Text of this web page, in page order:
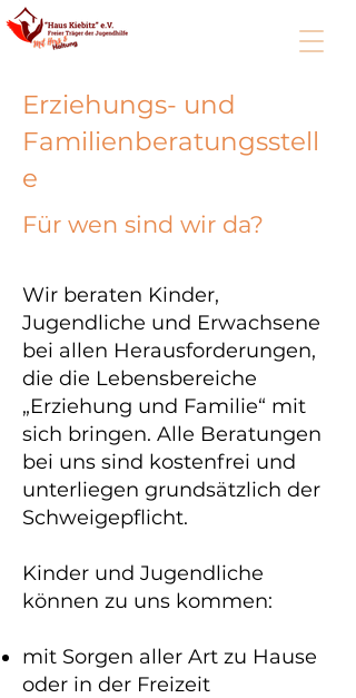
Erziehungs- und
Familienberatungsstell
e
Für wen sind wir da?
Wir beraten Kinder,
Jugendliche und Erwachsene
bei allen Herausforderungen,
die die Lebensbereiche
„Erziehung und Familie“ mit
sich bringen. Alle Beratungen
bei uns sind kostenfrei und
unterliegen grundsätzlich der
Schweigepflicht.
Kinder und Jugendliche
können zu uns kommen:
mit Sorgen aller Art zu Hause
oder in der Freizeit